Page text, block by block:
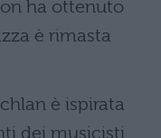
ha ottenuto
è rimasta
è ispirata
dei musicisti